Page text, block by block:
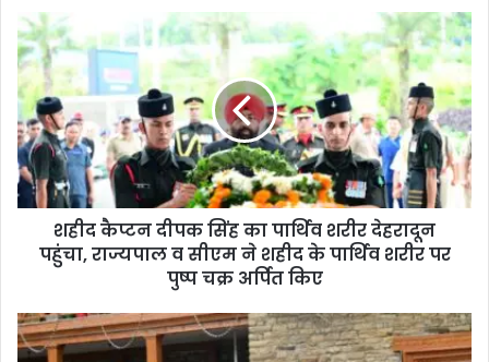
शहीद कैप्टन दीपक सिंह का पार्थिव शरीर देहरादून
पहुंचा, राज्यपाल व सीएम ने शहीद के पार्थिव शरीर पर
पुष्प चक्र अर्पित किए